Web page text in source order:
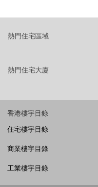
熱門住宅區域
熱門住宅大廈
香港樓宇目錄
住宅樓宇目錄
商業樓宇目錄
工業樓宇目錄